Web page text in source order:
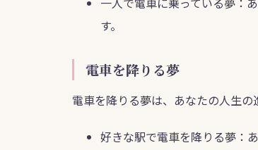
す。
電車を降りる夢
電車を降りる夢は、あなたの人生の
好きな駅で電車を降りる夢：